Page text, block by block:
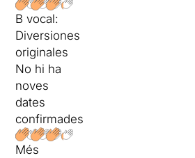
B vocal:
Diversiones
originales
No hi ha
noves
dates
confirmades
Més